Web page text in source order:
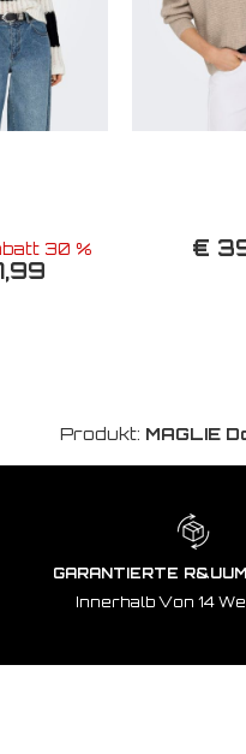
30 % €
Produkt: MAGLIE
GARANTIERTE
Innerhalb Von 14